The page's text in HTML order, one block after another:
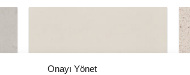
Onayı Yönet